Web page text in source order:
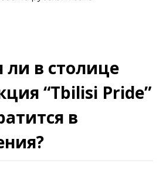
ли в столице
“Tbilisi Pride”
в